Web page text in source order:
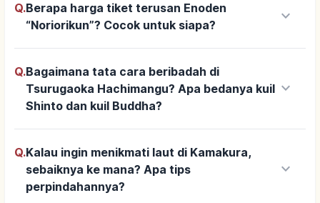
Q.Berapa harga tiket terusan Enoden
“Noriorikun”? Cocok untuk siapa?
keyboard_arrow_down
Q.Bagaimana tata cara beribadah di
Tsurugaoka Hachimangu? Apa bedanya kuil
Shinto dan kuil Buddha?
keyboard_arrow_down
Q.Kalau ingin menikmati laut di Kamakura,
sebaiknya ke mana? Apa tips
perpindahannya?
keyboard_arrow_down